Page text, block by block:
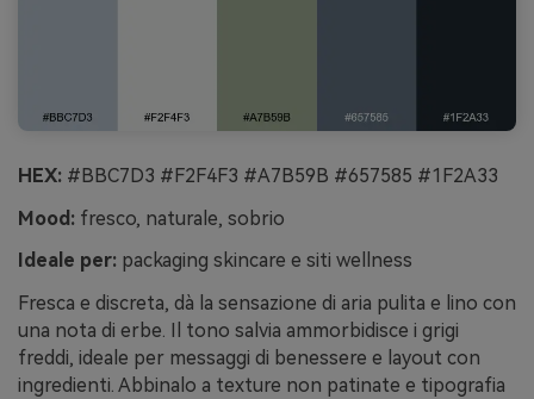
HEX: #BBC7D3 #F2F4F3 #A7B59B #657585 #1F2A33
Mood: fresco, naturale, sobrio
Ideale per: packaging skincare e siti wellness
Fresca e discreta, dà la sensazione di aria pulita e lino con
una nota di erbe. Il tono salvia ammorbidisce i grigi
freddi, ideale per messaggi di benessere e layout con
ingredienti. Abbinalo a texture non patinate e tipografia